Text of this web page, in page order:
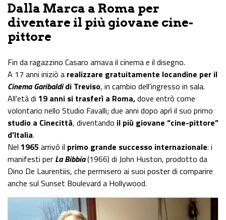
Dalla Marca a Roma per
diventare il più giovane cine-
pittore
Fin da ragazzino Casaro amava il cinema e il disegno.
A 17 anni iniziò a realizzare gratuitamente locandine per il
Cinema Garibaldidi Treviso, in cambio dell’ingresso in sala.
All’età di 19 anni si trasferì a Roma,dove entrò come
volontario nello Studio Favalli; due anni dopo aprì il suo primo
studio a Cinecittà, diventando il più giovane “cine-pittore”
d’Italia.
Nel 1965 arrivò il primo grande successo internazionale: i
manifesti per La Bibbia(1966) di John Huston, prodotto da
Dino De Laurentiis, che permisero ai suoi poster di comparire
anche sul Sunset Boulevard a Hollywood.